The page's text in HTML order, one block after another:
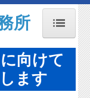
向けて
ます